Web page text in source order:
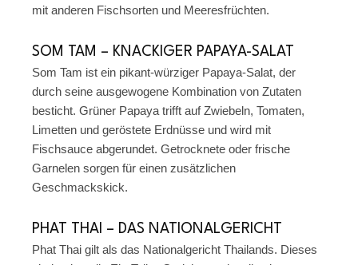
mit anderen Fischsorten und Meeresfrüchten.
SOM TAM – KNACKIGER PAPAYA-SALAT
Som Tam ist ein pikant-würziger Papaya-Salat, der
durch seine ausgewogene Kombination von Zutaten
besticht. Grüner Papaya trifft auf Zwiebeln, Tomaten,
Limetten und geröstete Erdnüsse und wird mit
Fischsauce abgerundet. Getrocknete oder frische
Garnelen sorgen für einen zusätzlichen
Geschmackskick.
PHAT THAI – DAS NATIONALGERICHT
Phat Thai gilt als das Nationalgericht Thailands. Dieses